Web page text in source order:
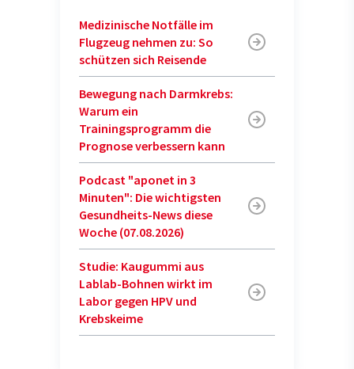
Medizinische Notfälle im
Flugzeug nehmen zu: So
schützen sich Reisende
Bewegung nach Darmkrebs:
Warum ein
Trainingsprogramm die
Prognose verbessern kann
Podcast "aponet in 3
Minuten": Die wichtigsten
Gesundheits-News diese
Woche (07.08.2026)
Studie: Kaugummi aus
Lablab-Bohnen wirkt im
Labor gegen HPV und
Krebskeime